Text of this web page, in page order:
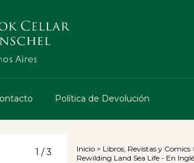
Política de Devolución
1 /3 Inicio > Libros, Revistas y Comics
Rewilding Land Sea Life - En